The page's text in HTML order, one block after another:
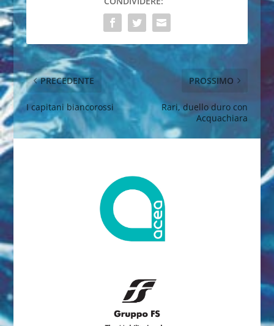
PRECEDENTE
I capitani biancorossi
PROSSIMO
Rari, duello duro con
Acquachiara